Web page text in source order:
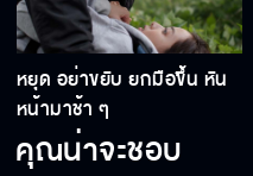
หยุด อย่าขยับ ยกมือขึ้น หัน
หน้ามาช้า ๆ
คุณน่าจะชอบ